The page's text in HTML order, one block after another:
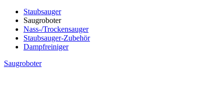
Staubsauger
Saugroboter
Nass-/Trockensauger
Staubsauger-Zubehör
Dampfreiniger
Saugroboter